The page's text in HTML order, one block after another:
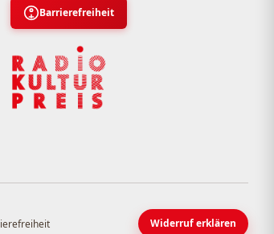
Barrierefreiheit
Widerruf erklären